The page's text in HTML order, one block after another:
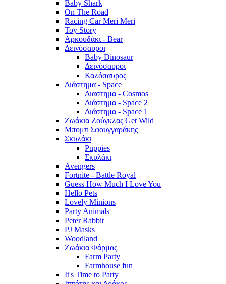
Baby Shark
On The Road
Racing Car Meri Meri
Toy Story
Αρκουδάκι - Bear
Δεινόσαυροι
Baby Dinosaur
Δεινόσαυροι
Καλόσαυρος
Διάστημα - Space
Διαστημα - Cosmos
Διάστημα - Space 2
Διάστημα - Space 1
Ζωάκια Ζούγκλας Get Wild
Μπομπ Σφουγγαράκης
Σκυλάκι
Puppies
Σκυλάκι
Avengers
Fortnite - Battle Royal
Guess How Much I Love You
Hello Pets
Lovely Minions
Party Animals
Peter Rabbit
PJ Masks
Woodland
Ζωάκια Φάρμας
Farm Party
Farmhouse fun
It's Time to Party